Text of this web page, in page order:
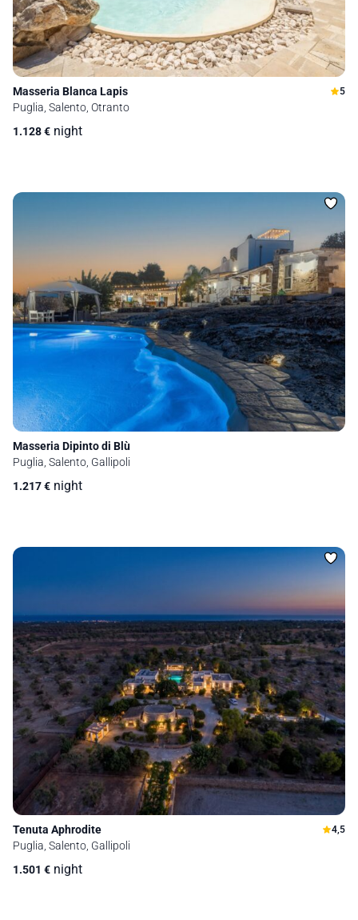
Masseria Blanca Lapis 5
Puglia, Salento, Otranto
1.128€ night
Masseria Dipinto di Blù
Puglia, Salento, Gallipoli
1.217€ night
Tenuta Aphrodite 4,5
Puglia, Salento, Gallipoli
1.501 € night